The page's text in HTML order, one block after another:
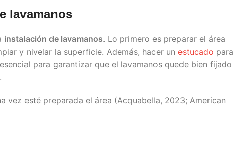
lavamanos
instalación de lavamanos. Lo primero es preparar el área
y nivelar la superficie. Además, hacer un estucado para
para garantizar que el lavamanos quede bien
vez esté preparada el área (Acquabella, 2023; American